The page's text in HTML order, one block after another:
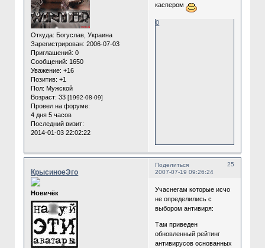
Откуда: Богуслав, Украина
Зарегистрирован: 2006-07-03
Приглашений: 0
Сообщений: 1650
Уважение: +16
Позитив: +1
Пол: Мужской
Возраст: 33[1992-08-09]
Провел на форуме:
4 дня 5 часов
Последний визит:
2014-01-03 22:02:22
каспером
0
Поделиться
25
2007-07-19 09:26:24
КрысиноеЭго
Новичёк
Учаснегам которые исчо
не определились с
выбором антивиря:
Там приведен
обновленный рейтинг
антивирусов основанных